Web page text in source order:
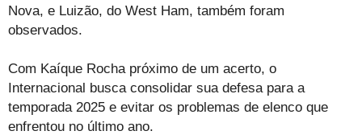
Nova, e Luizão, do West Ham, também foram
observados.
Com Kaíque Rocha próximo de um acerto, o
Internacional busca consolidar sua defesa para a
temporada 2025 e evitar os problemas de elenco que
enfrentou no último ano.